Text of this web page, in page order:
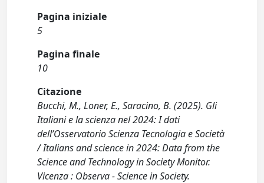
Pagina iniziale
5
Pagina finale
10
Citazione
Bucchi, M., Loner, E., Saracino, B. (2025). Gli
Italiani e la scienza nel 2024: I dati
dell’Osservatorio Scienza Tecnologia e Società
/ Italians and science in 2024: Data from the
Science and Technology in Society Monitor.
Vicenza : Observa - Science in Society.